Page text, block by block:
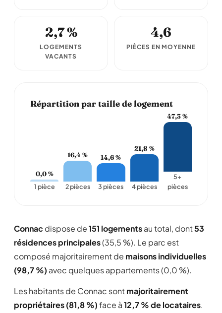
2,7 %
LOGEMENTS
VACANTS
4,6
PIÈCES EN MOYENNE
Répartition par taille de logement
0,0 %
1 pièce
16,4 %
2 pièces
14,6 %
3 pièces
21,8 %
4 pièces
47,3 %
5+
pièces
Connac dispose de151 logementsau total, dont53
résidences principales(35,5 %). Le parc est
composé majoritairement de maisons individuelles
(98,7 %) avec quelques appartements (0,0 %).
Les habitants de Connac sontmajoritairement
propriétaires (81,8 %)face à12,7 % de locataires.